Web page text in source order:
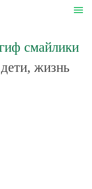
menu
смайлики
жизнь